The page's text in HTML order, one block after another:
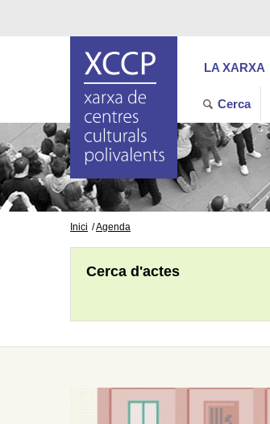
LA XARXA
Cerca
Inici Agenda
Cerca d'actes